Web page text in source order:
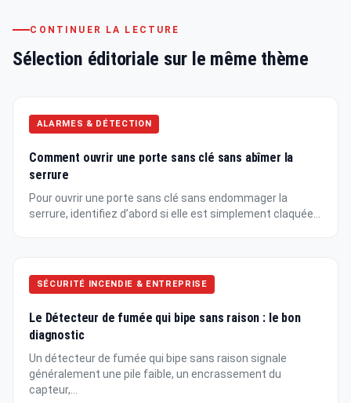
CONTINUER LA LECTURE
Sélection éditoriale sur le même thème
ALARMES & DÉTECTION
Comment ouvrir une porte sans clé sans abîmer la
serrure
Pour ouvrir une porte sans clé sans endommager la
serrure, identifiez d’abord si elle est simplement claquée...
SÉCURITÉ INCENDIE & ENTREPRISE
Le Détecteur de fumée qui bipe sans raison : le bon
diagnostic
Un détecteur de fumée qui bipe sans raison signale
généralement une pile faible, un encrassement du
capteur,...